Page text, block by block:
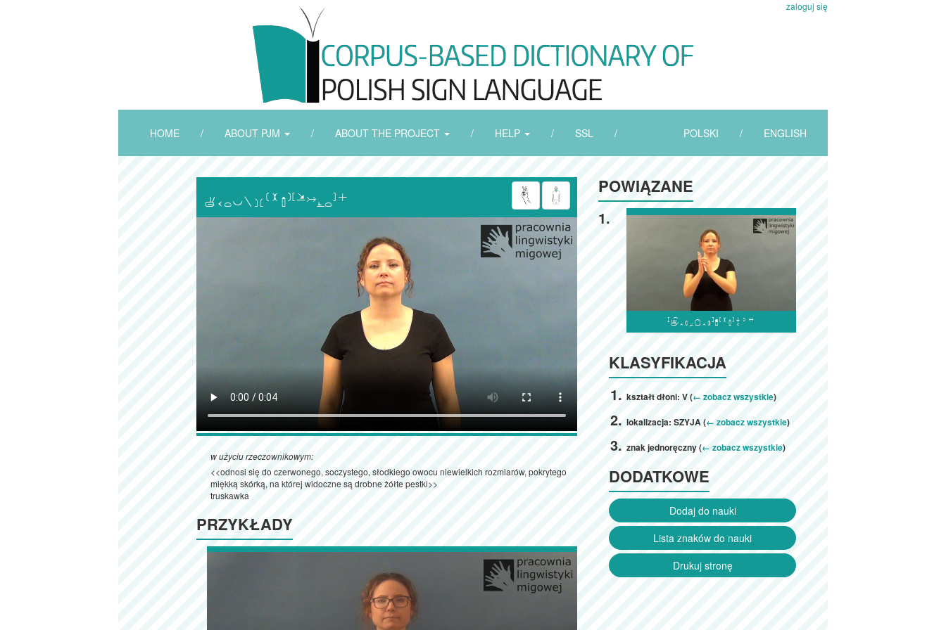
zaloguj się
HOME / ABOUT PJM / ABOUT THE PROJECT / HELP / SSL / POLSKI / ENGLISH

w użyciu rzeczownikowym:
<<odnosi się do czerwonego, soczystego, słodkiego owocu niewielkich rozmiarów, pokrytego
miękką skórką, na której widoczne są drobne żółte pestki>>
truskawka
PRZYKŁADY
POWIĄZANE
1.

KLASYFIKACJA
kształt dłoni: V (← zobacz wszystkie)
lokalizacja: SZYJA (← zobacz wszystkie)
znak jednoręczny (← zobacz wszystkie)
DODATKOWE
Dodaj do nauki
Lista znaków do nauki
Drukuj stronę